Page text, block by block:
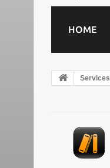
HOME
Services